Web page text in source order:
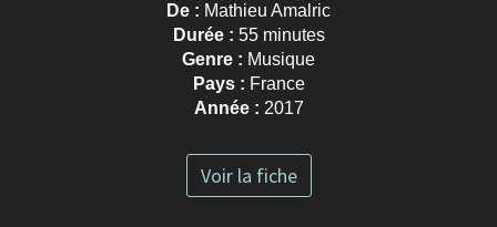
De : Mathieu Amalric
Durée : 55 minutes
Genre : Musique
Pays : France
Année : 2017
Voir la fiche